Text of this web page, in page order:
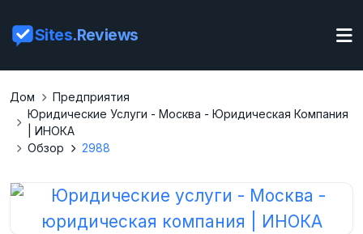
Sites.Reviews
Дом
Предприятия
Юридические Услуги - Москва - Юридическая Компания
| ИНОКА
Обзор
2988